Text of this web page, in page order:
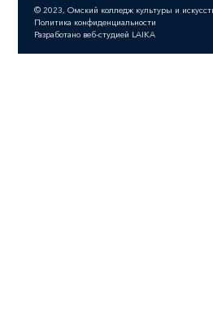
© 2023, Омский колледж культуры и
Политика конфиденциальности
Разработано веб-студией LAIKA